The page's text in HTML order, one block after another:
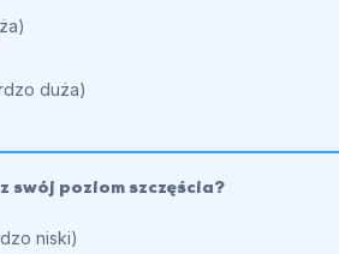
duża)
swój poziom szczęścia?
niski)